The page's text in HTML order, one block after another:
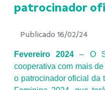
patrocinador
Publicado 16/02/24
Fevereiro 2024 – O
cooperativa com mais
o patrocinador oficial da